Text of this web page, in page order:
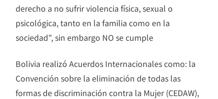
derecho a no sufrir violencia física, sexual o
psicológica, tanto en la familia como en la
sociedad”, sin embargo NO se cumple
Bolivia realizó Acuerdos Internacionales como: la
Convención sobre la eliminación de todas las
formas de discriminación contra la Mujer (CEDAW),